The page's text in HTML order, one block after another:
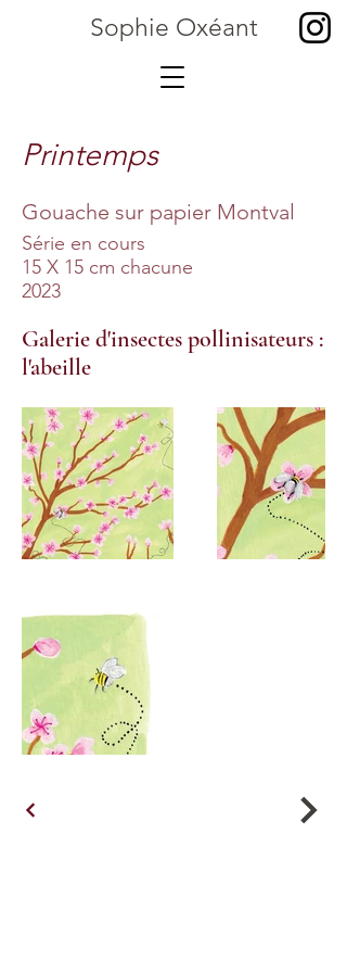
Sophie Oxéant
Printemps
Gouache sur papier Montval
Série en cours
15 X 15 cm chacune
2023
Galerie d'insectes pollinisateurs :
l'abeille